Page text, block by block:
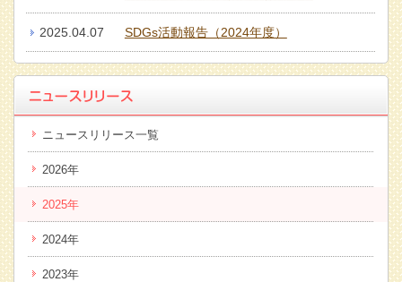
2025.04.07 SDGs活動報告（2024年度）
ニュースリリース一覧
2026年
2025年
2024年
2023年